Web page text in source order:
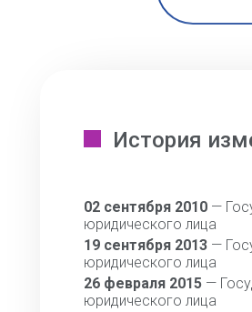
История
02 сентября 2010—
юридического лица
19 сентября 2013—
юридического лица
26 февраля 2015—
юридического лица